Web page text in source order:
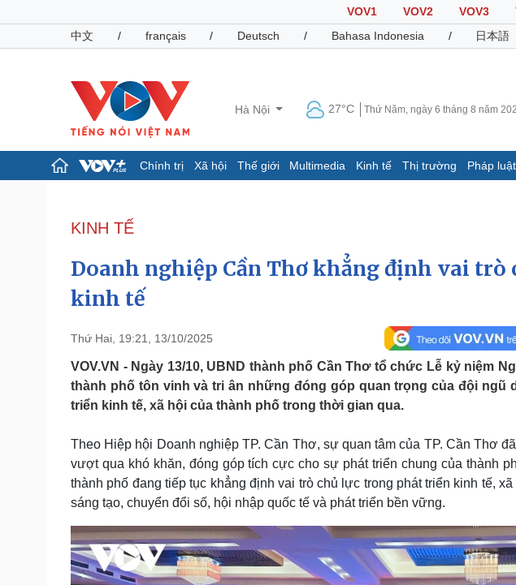
VOV1 VOV2 VOV3
中文
/ français / Deutsch / Bahasa Indonesia / 日本語
Hà Nội 27°C Thứ Năm, ngày 6 tháng 8 năm
Chính trị Xã hội Thế giới Multimedia Kinh tế Thị trường Pháp luật
Đảng
Tổ chức nhân sự
Nhận diện sự thật
Giáo dục
Dấu ấn VOV
Pháp luật
Tin nóng
Tư vấn luật
Việt Nam
Phân tích
Thể thao
Lịch thi đấu bóng đá
Thế giới thể thao
eSports
Sức khỏe
Dinh dưỡng - món ngon
Cây thuốc
Sản phụ khoa
Nhi khoa
Nam khoa
Làm đẹp - giảm cân
Phòng mạch online
Đời sống
Nhà đẹp
Blog
Tình yêu - Gia đình
Văn hóa
Sân khấu - Điện ảnh
Văn học
Âm nhạc
Di sản
KINH TẾ
Doanh nghiệp Cần Thơ khẳng định vai
kinh tế
Thứ Hai, 19:21, 13/10/2025
VOV.VN - Ngày 13/10, UBND thành phố Cần Thơ tổ chức Lễ kỷ niệm
thành phố tôn vinh và tri ân những đóng góp quan trọng của đội ngũ
triển kinh tế, xã hội của thành phố trong thời gian qua.
Theo Hiệp hội Doanh nghiệp TP. Cần Thơ, sự quan tâm của TP. Cần Thơ
vượt qua khó khăn, đóng góp tích cực cho sự phát triển chung của thành
thành phố đang tiếp tục khẳng định vai trò chủ lực trong phát triển kinh tế,
sáng tạo, chuyển đổi số, hội nhập quốc tế và phát triển bền vững.